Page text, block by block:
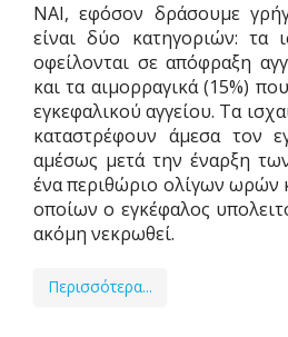
ΝΑΙ, εφόσον δράσουμε
είναι δύο κατηγοριών: τα
οφείλονται σε απόφραξη
και τα αιμορραγικά (15%)
εγκεφαλικού αγγείου. Τα
καταστρέφουν άμεσα τον
αμέσως μετά την έναρξη
ένα περιθώριο ολίγων ωρών
οποίων ο εγκέφαλος
ακόμη νεκρωθεί.
Περισσότερα...